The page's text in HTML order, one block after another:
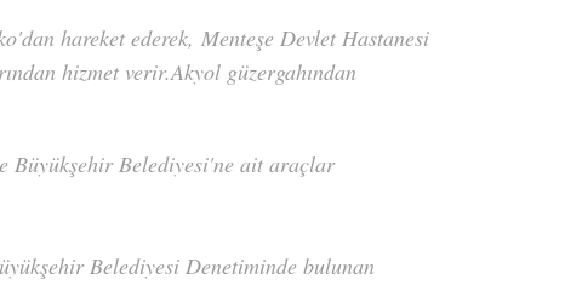
hareket ederek, Menteşe Devlet Hastanesi
hizmet verir.Akyol güzergahından
Büyükşehir Belediyesi'ne ait araçlar
Belediyesi Denetiminde bulunan